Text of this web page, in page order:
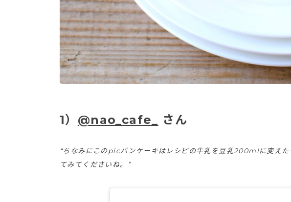
1） @nao_cafe_ さん
“ちなみにこのpicパンケーキはレシピの牛乳を豆乳200mlに変えた
てみてくださいね。”